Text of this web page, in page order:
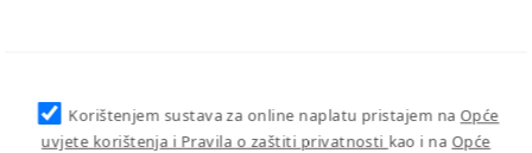
Korištenjem sustava za online naplatu pristajem na Opće
uvjete korištenja i Pravila o zaštiti privatnosti kao i na Opće